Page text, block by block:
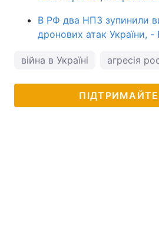
В РФ два НПЗ зупинили
дронових атак України, -
війна в Україні агресія